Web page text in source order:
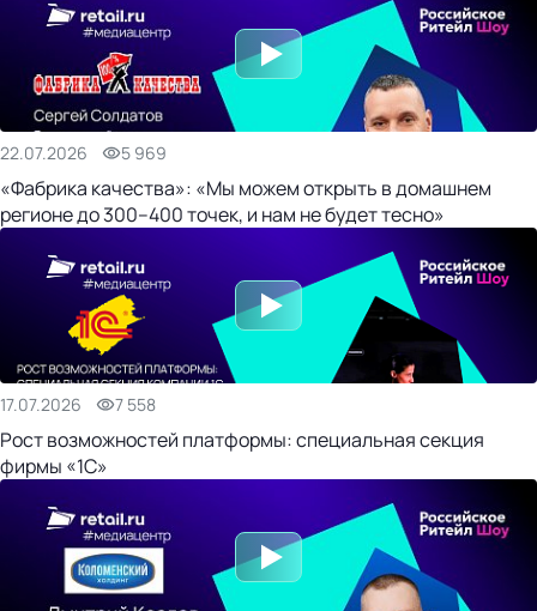
22.07.2026 5 969
«Фабрика качества»: «Мы можем открыть в домашнем
регионе до 300–400 точек, и нам не будет тесно»
17.07.2026 7 558
Рост возможностей платформы: специальная секция
фирмы «1С»